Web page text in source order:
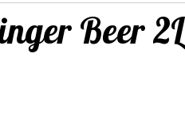
Beer 2L